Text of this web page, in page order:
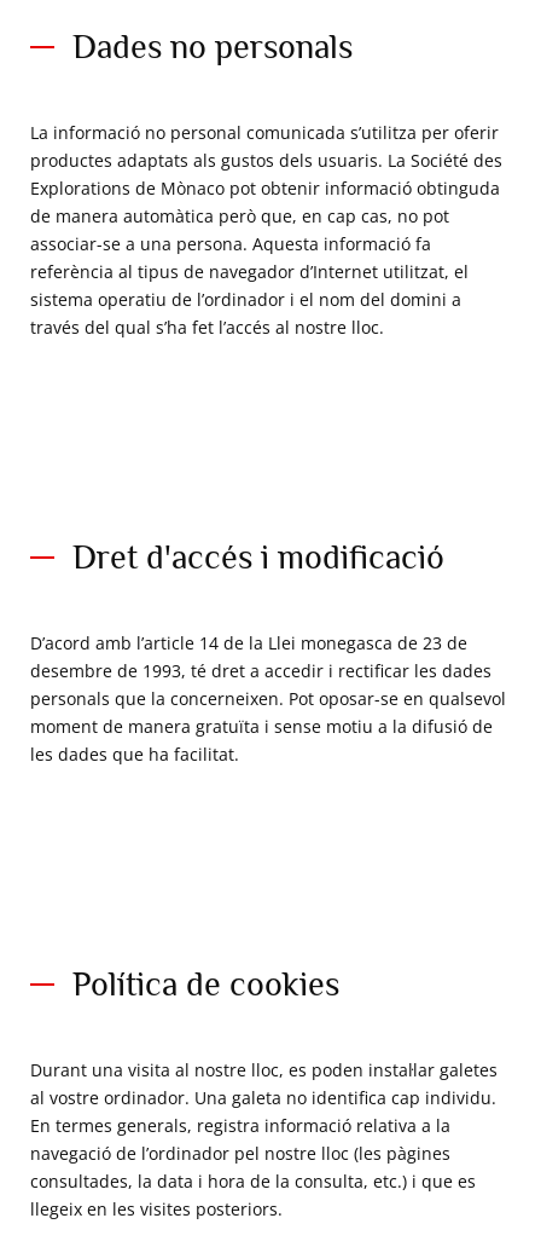
Dades no personals
La informació no personal comunicada s’utilitza per oferir
productes adaptats als gustos dels usuaris. La Société des
Explorations de Mònaco pot obtenir informació obtinguda
de manera automàtica però que, en cap cas, no pot
associar-se a una persona. Aquesta informació fa
referència al tipus de navegador d’Internet utilitzat, el
sistema operatiu de l’ordinador i el nom del domini a
través del qual s’ha fet l’accés al nostre lloc.
Dret d'accés i modificació
D’acord amb l’article 14 de la Llei monegasca de 23 de
desembre de 1993, té dret a accedir i rectificar les dades
personals que la concerneixen. Pot oposar-se en qualsevol
moment de manera gratuïta i sense motiu a la difusió de
les dades que ha facilitat.
Política de cookies
Durant una visita al nostre lloc, es poden instal·lar galetes
al vostre ordinador. Una galeta no identifica cap individu.
En termes generals, registra informació relativa a la
navegació de l’ordinador pel nostre lloc (les pàgines
consultades, la data i hora de la consulta, etc.) i que es
llegeix en les visites posteriors.